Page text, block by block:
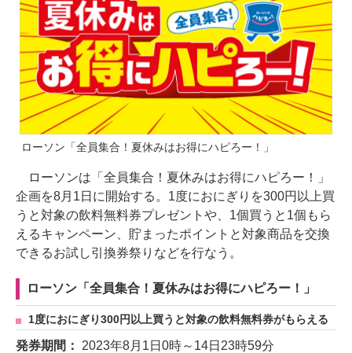
ローソン「全員集合！夏休みはお得にハピろー！」
ローソンは「全員集合！夏休みはお得にハピろー！」
企画を8月1日に開始する。1度におにぎりを300円以上買
うと対象の飲料無料券プレゼントや、1個買うと1個もら
えるキャンペーン、貯まったポイントと対象商品を交換
できるお試し引換券祭りなどを行なう。
ローソン「全員集合！夏休みはお得にハピろー！」
1度におにぎり300円以上買うと対象の飲料無料券がもらえる
発券期間： 2023年8月1日0時～14日23時59分